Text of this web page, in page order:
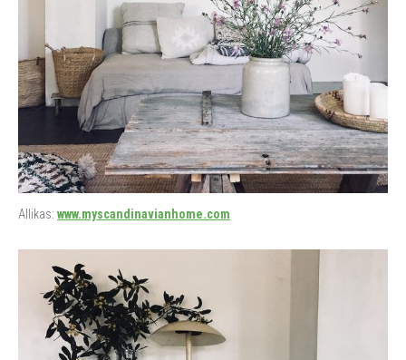
Allikas: www.myscandinavianhome.com